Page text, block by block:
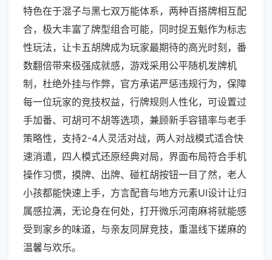
特色在于混子与黑七双万能体系，两种百搭牌相互配
合，极大丰富了牌型组合可能，同时捉五魁作为标志
性玩法，让卡五胡牌成为玩家最期待的高光时刻，番
数翻倍带来极强成就感，游戏采用公平随机发牌机
制，杜绝外挂与作弊，官方承诺严惩违规行为，保障
每一位玩家的竞技权益，行牌规则人性化，可设置过
手加番、可胡可不胡等选项，兼顾新手容错率与老手
策略性，支持2-4人灵活对战，两人对战模式适合快
速消遣，四人模式还原经典对局，界面布局符合手机
操作习惯，摸牌、出牌、碰杠胡按钮一目了然，老人
小孩都能快速上手，方言配音与地方元素UI设计让归
属感拉满，无论身在何处，打开微乐河南麻将就能感
受到家乡的味道，与亲友同屏竞技，重温线下搓麻的
温馨与欢乐。